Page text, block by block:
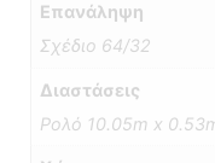
Επανάληψη
Σχέδιο 64/32
Διαστάσεις
Ρολό 10.05m x